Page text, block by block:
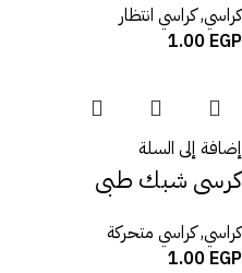
كراسي,كراسي انتظار
1.00 EGP
إضافة إلى السلة
كرسى شبك طبى
كراسي,كراسي متحركة
1.00 EGP